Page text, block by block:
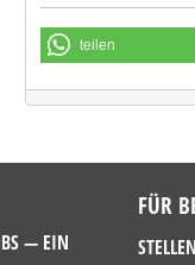
teilen
— EIN
FÜR